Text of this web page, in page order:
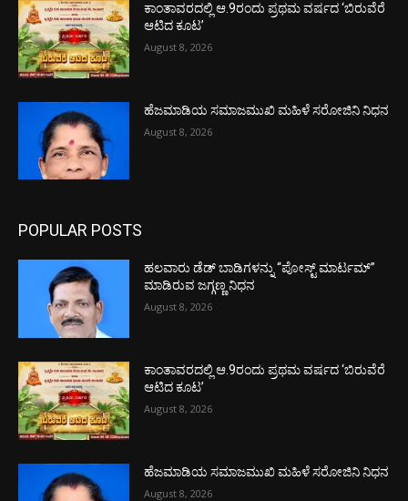
ಕಾಂತಾವರದಲ್ಲಿ ಆ.9ರಂದು ಪ್ರಥಮ ವರ್ಷದ ‘ಬಿರುವೆರೆ
ಆಟಿದ ಕೂಟ’
August 8, 2026
ಹೆಜಮಾಡಿಯ ಸಮಾಜಮುಖಿ ಮಹಿಳೆ ಸರೋಜಿನಿ ನಿಧನ
August 8, 2026
POPULAR POSTS
ಹಲವಾರು ಡೆಡ್ ಬಾಡಿಗಳನ್ನು “ಪೋಸ್ಟ್ ಮಾರ್ಟಮ್”
ಮಾಡಿರುವ ಜಗ್ಗಣ್ಣ ನಿಧನ
August 8, 2026
ಕಾಂತಾವರದಲ್ಲಿ ಆ.9ರಂದು ಪ್ರಥಮ ವರ್ಷದ ‘ಬಿರುವೆರೆ
ಆಟಿದ ಕೂಟ’
August 8, 2026
ಹೆಜಮಾಡಿಯ ಸಮಾಜಮುಖಿ ಮಹಿಳೆ ಸರೋಜಿನಿ ನಿಧನ
August 8, 2026